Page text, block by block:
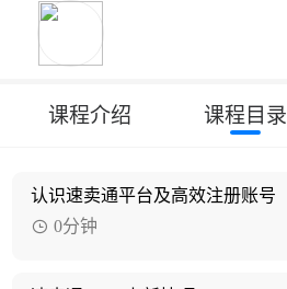
课程介绍 课程目录
认识速卖通平台及高效注册账号
0分钟